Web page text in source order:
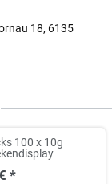
18, 6135
100 x 10g
*